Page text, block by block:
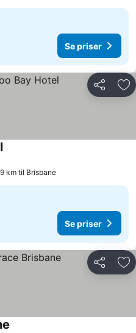
Se priser
Del
Se priser
km til Brisbane
Se priser
Del